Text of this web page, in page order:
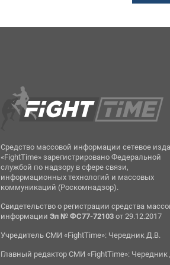
Средство массовой информации сетевое
«FightTime» зарегистрировано Федеральной
службой по надзору в сфере связи,
информационных технологий и массовых
коммуникаций (Роскомнадзор).
Свидетельство о регистрации средства
информацииЭл № ФС77-72103 от 29.12.2017
Учредитель СМИ «FightTime»: Чередник Д.В.
Главный редактор СМИ «FightTime»: Чередник